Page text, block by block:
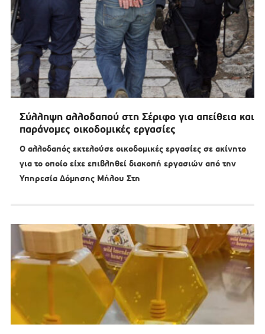
Σύλληψη αλλοδαπού στη Σέριφο για απείθεια και
παράνομες οικοδομικές εργασίες
Ο αλλοδαπός εκτελούσε οικοδομικές εργασίες σε ακίνητο
για το οποίο είχε επιβληθεί διακοπή εργασιών από την
Υπηρεσία Δόμησης Μήλου Στη